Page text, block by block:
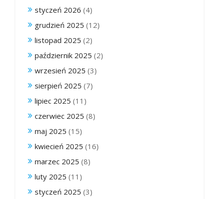
styczeń 2026 (4)
grudzień 2025 (12)
listopad 2025 (2)
październik 2025 (2)
wrzesień 2025 (3)
sierpień 2025 (7)
lipiec 2025 (11)
czerwiec 2025 (8)
maj 2025 (15)
kwiecień 2025 (16)
marzec 2025 (8)
luty 2025 (11)
styczeń 2025 (3)